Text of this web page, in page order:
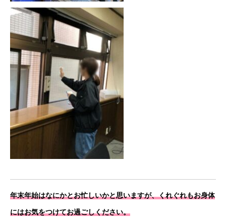
年末年始はなにかとお忙しいかと思いますが、くれぐれもお身体
にはお気をつけてお過ごしください。